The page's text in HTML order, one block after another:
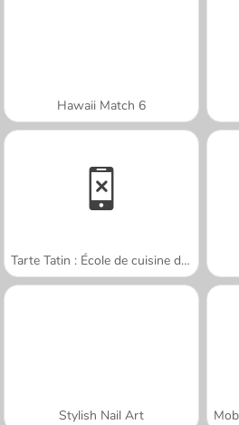
Hawaii Match 6
Tarte Tatin : École de cuisine de Sara
Stylish Nail Art